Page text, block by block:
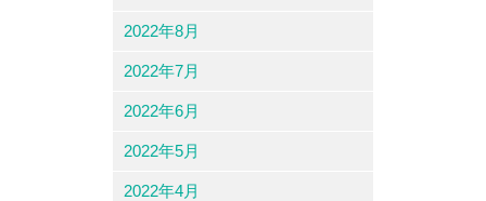
2022年8月
2022年7月
2022年6月
2022年5月
2022年4月